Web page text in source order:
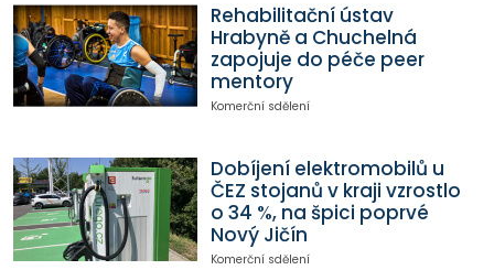
Rehabilitační ústav
Hrabyně a Chuchelná
zapojuje do péče peer
mentory
Komerční sdělení
Dobíjení elektromobilů u
ČEZ stojanů v kraji vzrostlo
o 34 %, na špici poprvé
Nový Jičín
Komerční sdělení